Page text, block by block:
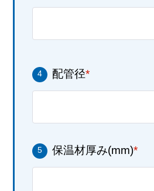
4 配管径*
5 保温材厚み(mm)*